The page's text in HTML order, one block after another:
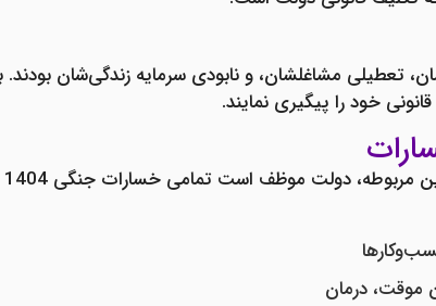
1404 شاهد ویرانی خانه‌هایشان، تعطیلی مشاغلشان، و نابودی سرمایه
خود را پیگیری نمایند.
خسارات جنگی 1404
موقت، درمان